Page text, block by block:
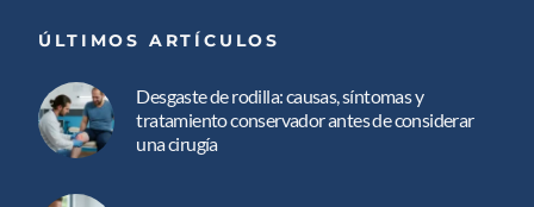
ÚLTIMOS ARTÍCULOS
Desgaste de rodilla: causas, síntomas y
tratamiento conservador antes de considerar
una cirugía